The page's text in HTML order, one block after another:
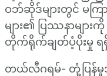
ဝဘ်ဆိုဒ်များတွင် မက
များ၏ ပြဿနာများကို
တိုက်ရိုက်ချတ်ပံ့ပိုးမှု ရ
တယ်လီဂရမ်- တုံ့ပြန်မှုအ